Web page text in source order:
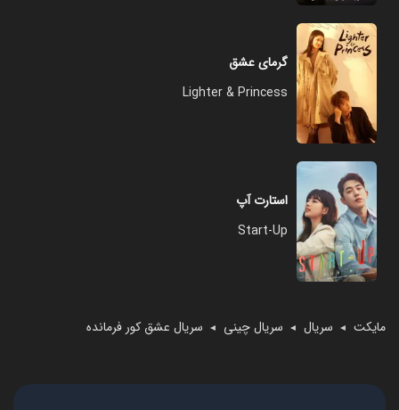
گرمای عشق
Lighter & Princess
استارت آپ
Start-Up
مایکت ◄ سریال ◄ سریال چینی ◄ سریال عشق کور فرمانده